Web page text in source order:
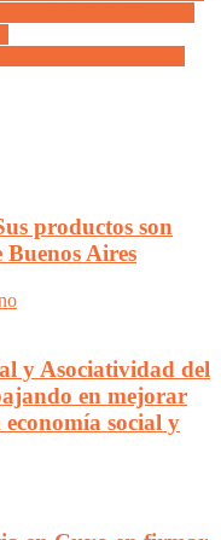
productos son
Aires
y Asociatividad del
en mejorar
social y